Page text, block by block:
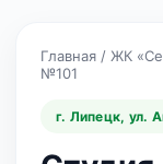
Главная / ЖК
№101
г. Липецк, ул.